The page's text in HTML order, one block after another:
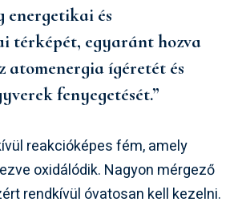
energetikai és
térképét, egyaránt hozva
atomenergia ígéretét és
fenyegetését.”
reakcióképes fém, amely
oxidálódik. Nagyon mérgező
rendkívül óvatosan kell kezelni.